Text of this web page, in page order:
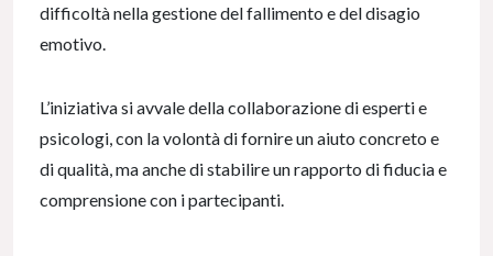
difficoltà nella gestione del fallimento e del disagio
emotivo.
L’iniziativa si avvale della collaborazione di esperti e
psicologi, con la volontà di fornire un aiuto concreto e
di qualità, ma anche di stabilire un rapporto di fiducia e
comprensione con i partecipanti.